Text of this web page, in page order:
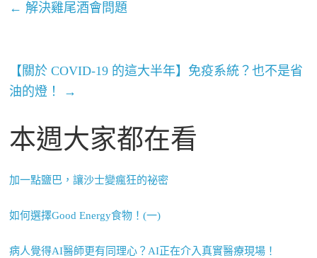
← 解決雞尾酒會問題
【關於 COVID-19 的這大半年】免疫系統？也不是省
油的燈！
→
本週大家都在看
加一點鹽巴，讓沙士變瘋狂的祕密
如何選擇Good Energy食物！(一)
病人覺得AI醫師更有同理心？AI正在介入真實醫療現場！